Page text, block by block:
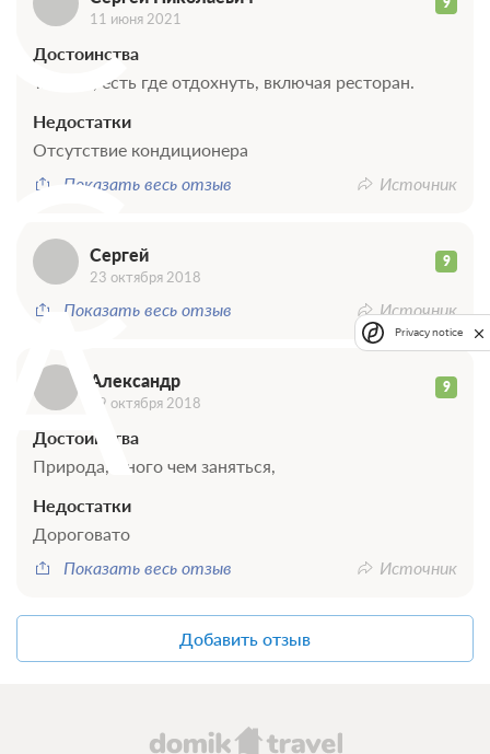
11 июня 2021
Достоинства
Тишина, есть где отдохнуть, включая ресторан.
Недостатки
Отсутствие кондиционера
Показать весь отзыв
Источник
Сергей 9
23 октября 2018
Показать весь отзыв Источник
Александр 9
09 октября 2018
Достоинства
Природа, много чем заняться,
Недостатки
Дороговато
Показать весь отзыв
Источник
Добавить отзыв
Privacy notice